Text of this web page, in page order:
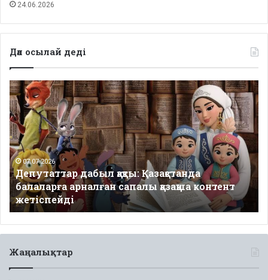
24.06.2026
Дәл осылай деді
Депутаттар
дабыл
қақты:
Қазақстанда
балаларға
арналған
сапалы
қазақша
контент
жетіспейді
07.07.2026
Депутаттар дабыл қақты: Қазақстанда
балаларға арналған сапалы қазақша контент
жетіспейді
Жаңалықтар